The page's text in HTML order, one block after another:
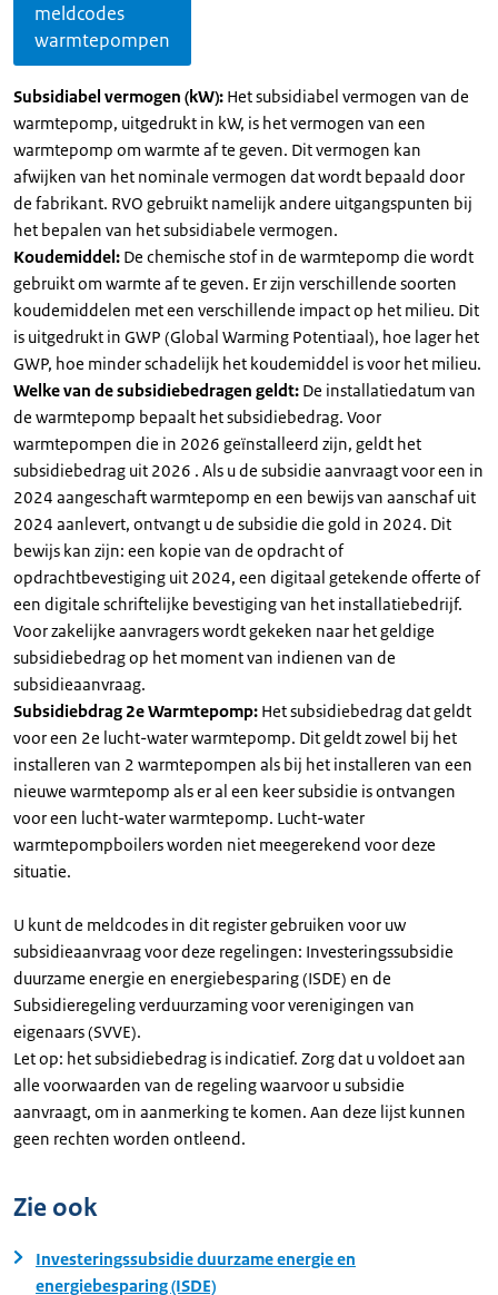
meldcodes
warmtepompen
Subsidiabel vermogen (kW): Het subsidiabel vermogen van de
warmtepomp, uitgedrukt in kW, is het vermogen van een
warmtepomp om warmte af te geven. Dit vermogen kan
afwijken van het nominale vermogen dat wordt bepaald door
de fabrikant. RVO gebruikt namelijk andere uitgangspunten bij
het bepalen van het subsidiabele vermogen.
Koudemiddel: De chemische stof in de warmtepomp die wordt
gebruikt om warmte af te geven. Er zijn verschillende soorten
koudemiddelen met een verschillende impact op het milieu. Dit
is uitgedrukt in GWP (Global Warming Potentiaal), hoe lager het
GWP, hoe minder schadelijk het koudemiddel is voor het milieu.
Welke van de subsidiebedragen geldt: De installatiedatum van
de warmtepomp bepaalt het subsidiebedrag. Voor
warmtepompen die in 2026 geïnstalleerd zijn, geldt het
subsidiebedrag uit 2026 . Als u de subsidie aanvraagt voor een in
2024 aangeschaft warmtepomp en een bewijs van aanschaf uit
2024 aanlevert, ontvangt u de subsidie die gold in 2024. Dit
bewijs kan zijn: een kopie van de opdracht of
opdrachtbevestiging uit 2024, een digitaal getekende offerte of
een digitale schriftelijke bevestiging van het installatiebedrijf.
Voor zakelijke aanvragers wordt gekeken naar het geldige
subsidiebedrag op het moment van indienen van de
subsidieaanvraag.
Subsidiebdrag 2e Warmtepomp: Het subsidiebedrag dat geldt
voor een 2e lucht-water warmtepomp. Dit geldt zowel bij het
installeren van 2 warmtepompen als bij het installeren van een
nieuwe warmtepomp als er al een keer subsidie is ontvangen
voor een lucht-water warmtepomp. Lucht-water
warmtepompboilers worden niet meegerekend voor deze
situatie.
U kunt de meldcodes in dit register gebruiken voor uw
subsidieaanvraag voor deze regelingen: Investeringssubsidie
duurzame energie en energiebesparing (ISDE) en de
Subsidieregeling verduurzaming voor verenigingen van
eigenaars (SVVE).
Let op: het subsidiebedrag is indicatief. Zorg dat u voldoet aan
alle voorwaarden van de regeling waarvoor u subsidie
aanvraagt, om in aanmerking te komen. Aan deze lijst kunnen
geen rechten worden ontleend.
Zie ook
Investeringssubsidie duurzame energie en
energiebesparing (ISDE)